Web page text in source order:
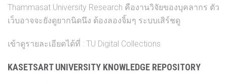
Thammasat University Research คืองานวิจัยของบุคลากร ตัว
เว็บอาจจะยังดูยากนิดนึง ต้องลองจิ้มๆ ระบบเสิร์ชดู
เข้าดูรายละเอียดได้ที่ : TU Digital Collections
KASETSART UNIVERSITY KNOWLEDGE REPOSITORY